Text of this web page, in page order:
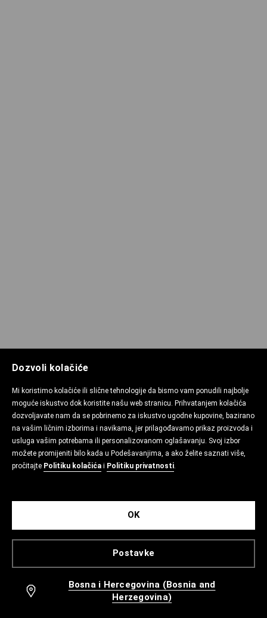
Dozvoli kolačiće
Mi koristimo kolačiće ili slične tehnologije da bismo vam ponudili najbolje
moguće iskustvo dok koristite našu web stranicu. Prihvatanjem kolačića
dozvoljavate nam da se pobrinemo za iskustvo ugodne kupovine, bazirano
na vašim ličnim izborima i navikama, jer prilagođavamo prikaz proizvoda i
usluga vašim potrebama ili personalizovanom oglašavanju. Svoj izbor
možete promijeniti bilo kada u Podešavanjima, a ako želite saznati više,
pročitajte Politiku kolačića i Politiku privatnosti.
Postavke
OK
Bosna i Hercegovina (Bosnia and
Herzegovina)